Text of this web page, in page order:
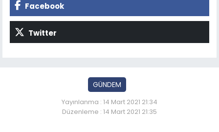
Facebook
Twitter
GÜNDEM
Yayınlanma : 14 Mart 2021 21:34
Düzenleme : 14 Mart 2021 21:35